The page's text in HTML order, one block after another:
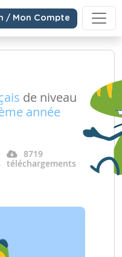
/ Mon Compte
de niveau
année
8719
téléchargements